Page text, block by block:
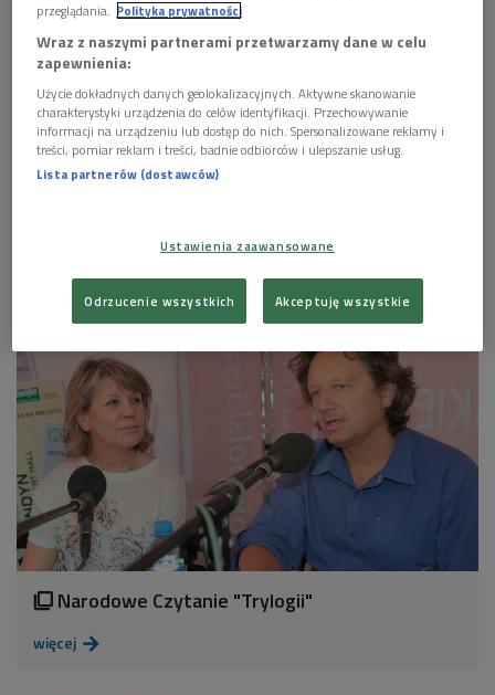
Zdjęcia do filmowej adaptacji "Ogniem i Mieczem" na Poligonie w Biedrusku
 Narodowe Czytanie "Trylogii"
więcej 
przeglądania. Polityka prywatności
Wraz z naszymi partnerami przetwarzamy dane w celu
zapewnienia:
Użycie dokładnych danych geolokalizacyjnych. Aktywne skanowanie
charakterystyki urządzenia do celów identyfikacji. Przechowywanie
informacji na urządzeniu lub dostęp do nich. Spersonalizowane reklamy i
treści, pomiar reklam i treści, badnie odbiorców i ulepszanie usług.
Lista partnerów (dostawców)
Ustawienia zaawansowane
Odrzucenie wszystkich Akceptuję wszystkie